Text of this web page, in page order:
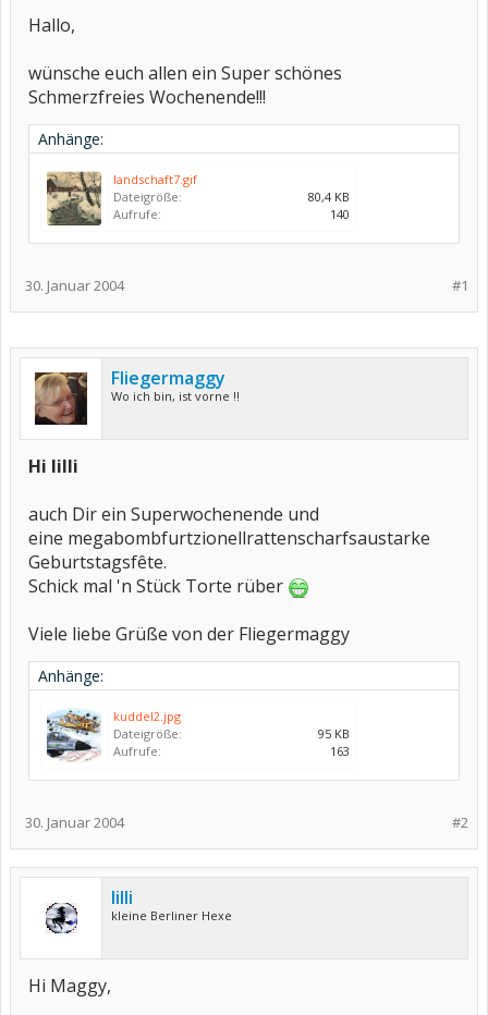
Hallo,
wünsche euch allen ein Super schönes
Schmerzfreies Wochenende!!!
Anhänge:
landschaft7.gif
Dateigröße:
80,4 KB
Aufrufe:
140
#1
30. Januar 2004
Fliegermaggy
Wo ich bin, ist vorne !!
Hi lilli
auch Dir ein Superwochenende und
eine megabombfurtzionellrattenscharfsaustarke
Geburtstagsfête.
Schick mal 'n Stück Torte rüber
Viele liebe Grüße von der Fliegermaggy
Anhänge:
kuddel2.jpg
Dateigröße:
95 KB
Aufrufe:
163
#2
30. Januar 2004
lilli
kleine Berliner Hexe
Hi Maggy,